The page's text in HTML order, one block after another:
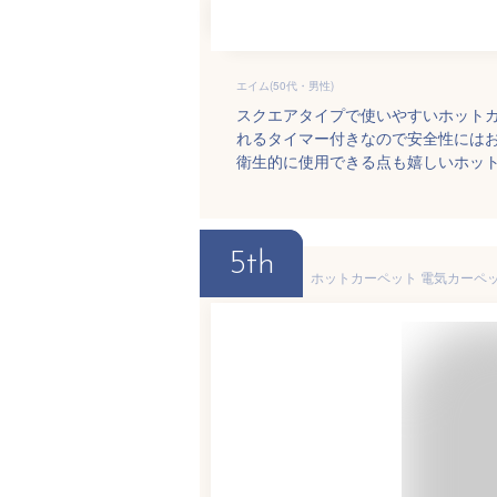
エイム(50代・男性)
スクエアタイプで使いやすいホット
れるタイマー付きなので安全性には
衛生的に使用できる点も嬉しいホッ
5th